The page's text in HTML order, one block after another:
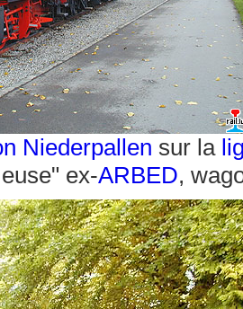
Niederpallen sur la
ex-ARBED,